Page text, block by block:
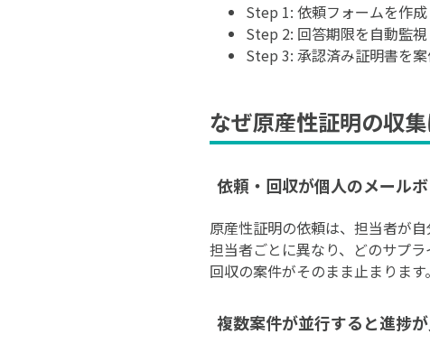
Step 1: 依頼フォームを作
Step 2: 回答期限を自動監
Step 3: 承認済み証明書を
なぜ原産性証明の収
依頼・回収が個人のメール
原産性証明の依頼は、担当者が
担当者ごとに異なり、どのサプ
回収の案件がそのまま止まります。
複数案件が並行すると進捗